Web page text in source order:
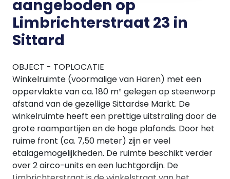
aangeboden op
Limbrichterstraat 23 in
Sittard
OBJECT - TOPLOCATIE
Winkelruimte (voormalige van Haren) met een
oppervlakte van ca. 180 m² gelegen op steenworp
afstand van de gezellige Sittardse Markt. De
winkelruimte heeft een prettige uitstraling door de
grote raampartijen en de hoge plafonds. Door het
ruime front (ca. 7,50 meter) zijn er veel
etalagemogelijkheden. De ruimte beschikt verder
over 2 airco-units en een luchtgordijn. De